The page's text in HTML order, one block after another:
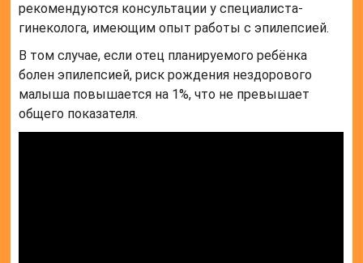
рекомендуются консультации у специалиста-
гинеколога, имеющим опыт работы с эпилепсией.
В том случае, если отец планируемого ребёнка
болен эпилепсией, риск рождения нездорового
малыша повышается на 1%, что не превышает
общего показателя.